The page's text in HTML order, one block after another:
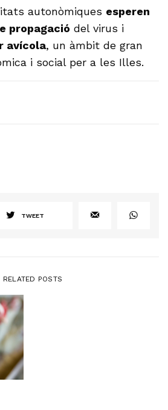
autonòmiques esperen
propagació del virus i
avícola, un àmbit de gran
i social per a les Illes.
TWEET
RELATED POSTS